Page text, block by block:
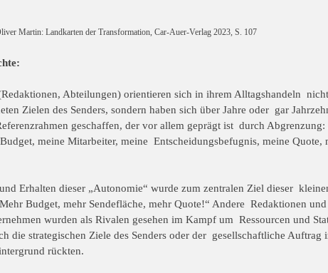
Martin: Landkarten der Transformation, Car-Auer-Verlag 2023, S. 107
Abteilungen) orientieren sich in ihrem Alltagshandeln
Zielen des Senders, sondern haben sich über Jahre oder gar
geschaffen, der vor allem geprägt ist durch Abgrenzung:
meine Mitarbeiter, meine Entscheidungsbefugnis, meine Quote,
Erhalten dieser „Autonomie“ wurde zum zentralen Ziel dieser
Budget, mehr Sendefläche, mehr Quote!“ Andere Redaktionen und
wurden als Rivalen gesehen im Kampf um Ressourcen und
die strategischen Ziele des Senders oder der gesellschaftliche Auftrag
rückten.